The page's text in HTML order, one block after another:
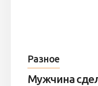
Разное
Мужчина